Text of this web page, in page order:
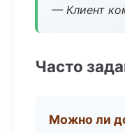
— Клиент
Часто
Можно ли